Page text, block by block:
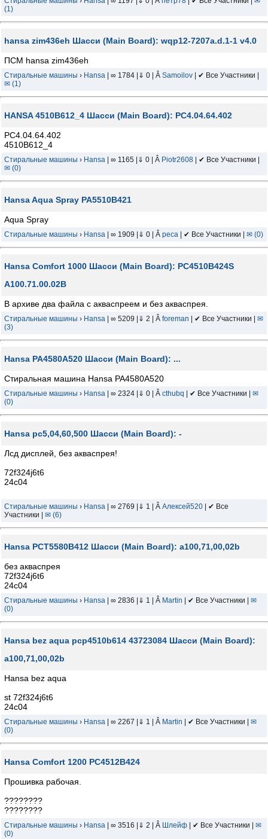
(1)
hansa zim436eh Шасси (Main Board): wqp12-7207a.d.1-1 v4.0
ПСМ hansa zim436eh
Стиральные машины › Hansa | ∞ 1784 |⇓ 0 | Â Samoilov | ✔ Все Участники |
✉ (1)
HANSA 4510B612_4 Шасси (Main Board): PC4.04.64.402
PC4.04.64.402
4510B612_4
Стиральные машины › Hansa | ∞ 1165 |⇓ 0 | Â Piotr2608 | ✔ Все Участники |
✉ (0)
Hansa Aqua Spray PA5510B421
Aqua Spray
Стиральные машины › Hansa | ∞ 1909 |⇓ 0 | Â peca | ✔ Все Участники | ✉ (0)
Hansa Comfort 1000 Шасси (Main Board): PC4510B424S
A100.71.00.02B
В архиве два файла с акваспреем и без акваспрея.
Стиральные машины › Hansa | ∞ 5209 |⇓ 2 | Â foreman | ✔ Все Участники | ✉
(3)
Hansa PA4580A520 Шасси (Main Board): ...
Стиральная машина Hansa PA4580A520
Стиральные машины › Hansa | ∞ 2324 |⇓ 0 | Â cthubq | ✔ Все Участники | ✉
(0)
Hansa pc5,04,60,500 Шасси (Main Board): -
Лсд дисплей, без акваспрея!
72f324j6t6
24c04
Стиральные машины › Hansa | ∞ 2769 |⇓ 1 | Â Алексей520 | ✔ Все
Участники | ✉ (6)
Hansa PCT5580B412 Шасси (Main Board): a100,71,00,02b
без акваспрея
72f324j6t6
24c04
Стиральные машины › Hansa | ∞ 2836 |⇓ 1 | Â Martin | ✔ Все Участники | ✉
(0)
Hansa bez aqua pcp4510b614 43723084 Шасси (Main Board):
a100,71,00,02b
Hansa bez aqua
st 72f324j6t6
24c04
Стиральные машины › Hansa | ∞ 2267 |⇓ 1 | Â Martin | ✔ Все Участники | ✉
(0)
Hansa Comfort 1200 PC4512B424
Прошивка рабочая.
????????
????????
Стиральные машины › Hansa | ∞ 3516 |⇓ 2 | Â Шлейф | ✔ Все Участники | ✉
(0)